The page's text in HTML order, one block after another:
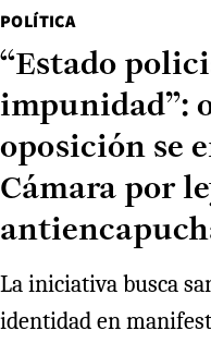
POLÍTICA
“Estado
impunidad”:
oposición se
Cámara por
La iniciativa busca
identidad en